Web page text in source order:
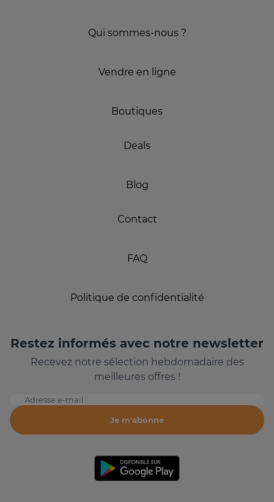
Qui sommes-nous ?
Vendre en ligne
Boutiques
Deals
Blog
Contact
FAQ
Politique de confidentialité
Restez informés avec notre newsletter
Recevez notre sélection hebdomadaire des
meilleures offres !
Adresse e-mail
Je m'abonne